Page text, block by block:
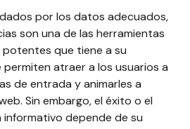
por los datos adecuados,
son una de las herramientas
que tiene a su
permiten atraer a los usuarios a
de entrada y animarles a
Sin embargo, el éxito o el
depende de su